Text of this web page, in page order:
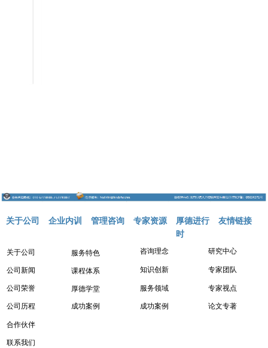
关于公司 企业内训 管理咨询 专家资源
厚德进行
时
友情链接
关于公司
公司新闻
公司荣誉
公司历程
合作伙伴
联系我们
服务特色
课程体系
厚德学堂
成功案例
咨询理念
知识创新
服务领域
成功案例
研究中心
专家团队
专家视点
论文专著